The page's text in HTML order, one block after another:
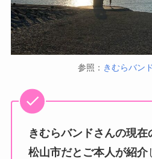
参照： きむらバン
きむらバンドさんの現
松山市だとご本人が紹介